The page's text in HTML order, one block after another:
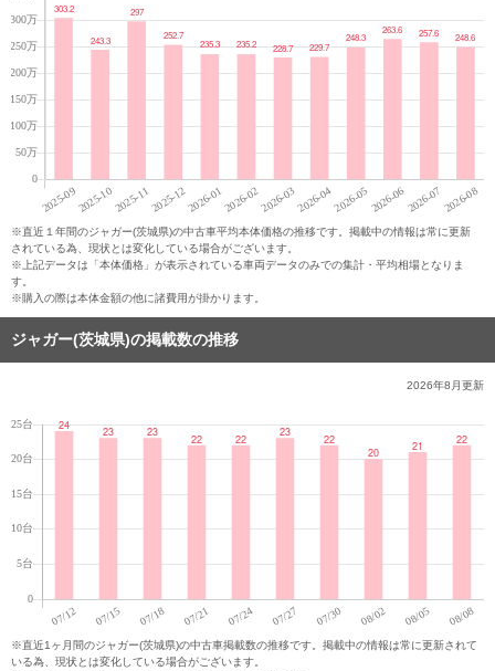
※直近１年間のジャガー(茨城県)の中古車平均本体価格の推移です。掲載中の情報は常に更新
されている為、現状とは変化している場合がございます。
※上記データは「本体価格」が表示されている車両データのみでの集計・平均相場となりま
す。
※購入の際は本体金額の他に諸費用が掛かります。
ジャガー(茨城県)の掲載数の推移
2026年8月更新
※直近1ヶ月間のジャガー(茨城県)の中古車掲載数の推移です。掲載中の情報は常に更新されて
いる為、現状とは変化している場合がございます。